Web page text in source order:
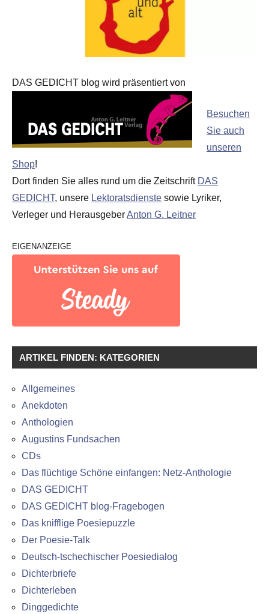
DAS GEDICHT blog wird präsentiert von
Besuchen
Sie auch
unseren
Shop!
Dort finden Sie alles rund um die Zeitschrift DAS
GEDICHT, unsere Lektoratsdienste sowie Lyriker,
Verleger und HerausgeberAnton G. Leitner
EIGENANZEIGE
ARTIKEL FINDEN: KATEGORIEN
Allgemeines
Anekdoten
Anthologien
Augustins Fundsachen
CDs
Das flüchtige Schöne einfangen: Netz-Anthologie
DAS GEDICHT
DAS GEDICHT blog-Fragebogen
Das knifflige Poesiepuzzle
Der Poesie-Talk
Deutsch-tschechischer Poesiedialog
Dichterbriefe
Dichterleben
Dinggedichte